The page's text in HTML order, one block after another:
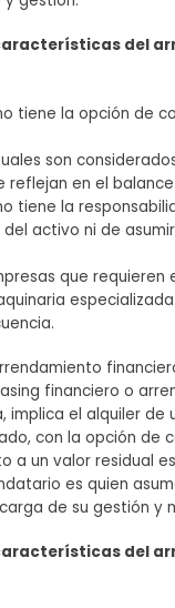
del
tiene la opción de
son
reflejan en el
tiene la
activo ni de
que requieren
financiero o
implica el alquiler de
con la opción de
a un valor residual
es quien
de su gestión y
del